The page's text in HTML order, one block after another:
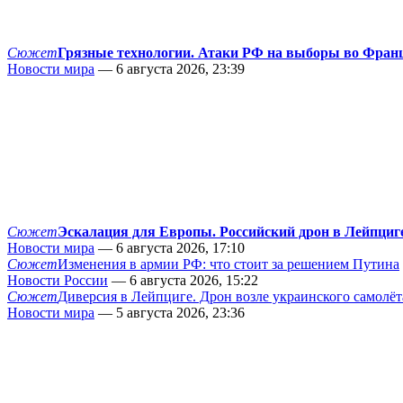
СюжетГрязные технологии. Атаки РФ на выборы во
Новости мира — 6 августа 2026, 23:39
СюжетЭскалация для Европы. Российский дрон в
Новости мира — 6 августа 2026, 17:10
СюжетИзменения в армии РФ: что стоит за решением Путина
Новости России — 6 августа 2026, 15:22
СюжетДиверсия в Лейпциге. Дрон возле украинского
Новости мира — 5 августа 2026, 23:36